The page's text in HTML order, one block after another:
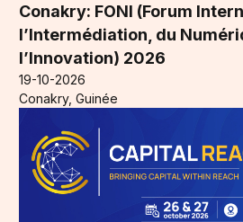
Conakry: FONI (Forum
l’Intermédiation, du
l’Innovation) 2026
19-10-2026
Conakry, Guinée